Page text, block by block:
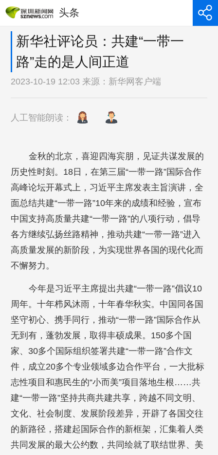
头条
新华社评论员：共建“一带一
路”走的是人间正道
2023-10-19 12:03 来源： 新华网客户端
人工智能朗读：
金秋的北京，喜迎四海宾朋，见证共谋发展的
历史性时刻。18日，在第三届“一带一路”国际合作
高峰论坛开幕式上，习近平主席发表主旨演讲，全
面总结共建“一带一路”10年来的成绩和经验，宣布
中国支持高质量共建“一带一路”的八项行动，倡导
各方继续弘扬丝路精神，推动共建“一带一路”进入
高质量发展的新阶段，为实现世界各国的现代化而
不懈努力。
今年是习近平主席提出共建“一带一路”倡议10
周年。十年栉风沐雨，十年春华秋实。中国同各国
坚守初心、携手同行，推动“一带一路”国际合作从
无到有，蓬勃发展，取得丰硕成果。150多个国
家、30多个国际组织签署共建“一带一路”合作文
件，成立20多个专业领域多边合作平台，一大批标
志性项目和惠民生的“小而美”项目落地生根……共
建“一带一路”坚持共商共建共享，跨越不同文明、
文化、社会制度、发展阶段差异，开辟了各国交往
的新路径，搭建起国际合作的新框架，汇集着人类
共同发展的最大公约数，共同绘就了联结世界、美